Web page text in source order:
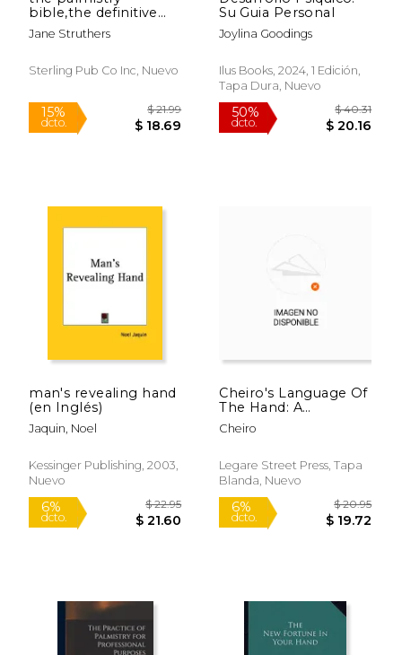
dcto.
15%
dcto.
bible,the definitive
guide to hand reading
Jane Struthers
Sterling Pub Co Inc, Nuevo
Su Guia Personal
Joylina Goodings
Ilus Books, 2024, 1 Edición,
Tapa Dura, Nuevo
man's revealing hand
(en Inglés)
Jaquin, Noel
Kessinger Publishing, 2003,
Nuevo
Cheiro's Language Of
The Hand: A
Complete Practical
Work On The
Cheirognomy And
Cheiromancy,
System, Rules, And
Experience (en
Cheiro
Legare Street Press, Tapa
Blanda, Nuevo